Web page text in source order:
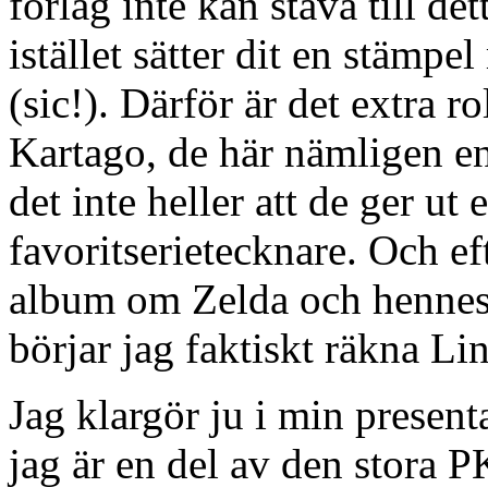
istället sätter dit en
(sic!). Därför är det extra
Kartago, de här nämligen
det inte heller att de ger ut
favoritserietecknare. Och
album om Zelda och
börjar jag faktiskt räkna
Jag klargör ju i min
jag är en del av den stora